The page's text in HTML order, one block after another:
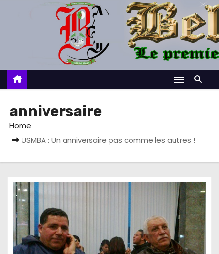
c
anniversaire
Home
USMBA : Un anniversaire pas comme les autres !